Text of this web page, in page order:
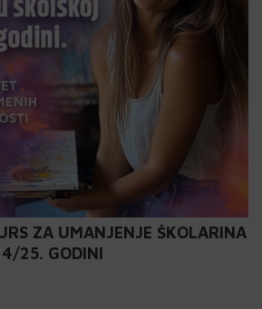
ZA UMANJENJE ŠKOLARINA
25. GODINI